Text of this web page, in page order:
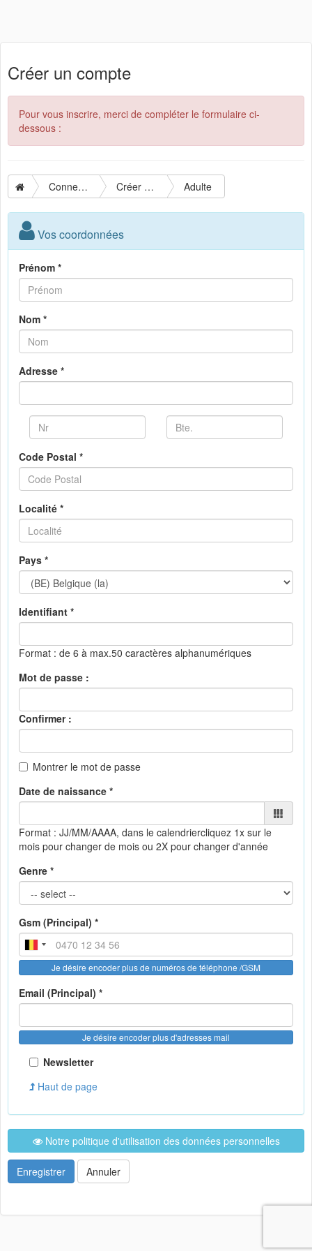
Créer un compte
Pour vous inscrire, merci de compléter le formulaire ci-
dessous :
Connexion Créer un compte Adulte
Vos coordonnées
Prénom *
Nom *
Adresse *
Code Postal *
Localité *
Pays *
Identifiant *
Format : de 6 à max.50 caractères alphanumériques
Mot de passe :
Confirmer :
Montrer le mot de passe
Date de naissance *
Format : JJ/MM/AAAA, dans le calendriercliquez 1x sur le
mois pour changer de mois ou 2X pour changer d'année
Genre *
Gsm (Principal) *
Je désire encoder plus de numéros de téléphone /GSM
Email (Principal) *
Je désire encoder plus d'adresses mail
Newsletter
Haut de page
Notre politique d'utilisation des données personnelles
Enregistrer Annuler